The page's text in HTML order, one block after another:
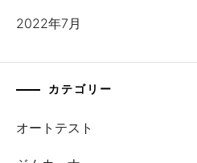
2022年7月
カテゴリー
オートテスト